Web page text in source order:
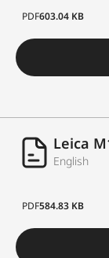
PDF603.04 KB
Leica
English
PDF584.83 KB